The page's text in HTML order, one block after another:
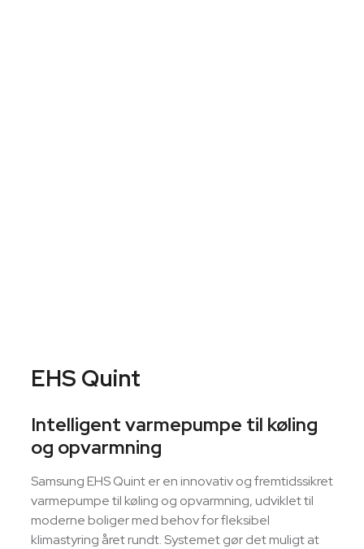
EHS Quint
Intelligent varmepumpe til køling
og opvarmning
Samsung EHS Quint er en innovativ og fremtidssikret
varmepumpe til køling og opvarmning, udviklet til
moderne boliger med behov for fleksibel
klimastyring året rundt. Systemet gør det muligt at